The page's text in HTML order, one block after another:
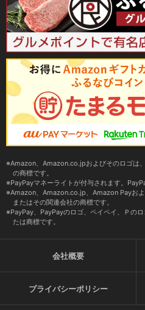
Amazon、Amazon.co.jpおよびそのロゴは
の商標です。
PayPayマネーライトが付与されます。
Amazon、Amazon.co.jp、Amazon Payお
またはその関連会社の商標です。
PayPay、PayPayのロゴ、ペイペイ、Ｐの
たは商標です。
会社概要
プライバシーポリシー